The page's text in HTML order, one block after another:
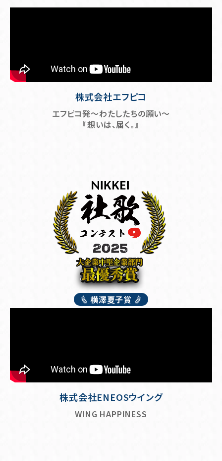
株式会社エフピコ
エフピコ発～わたしたちの願い～
『想いは、届く。』
横澤夏子賞
株式会社ENEOSウイング
WING HAPPINESS